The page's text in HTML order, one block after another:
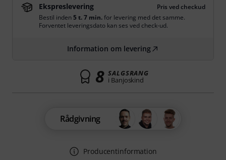
Ekspreslevering
Pris ved checkud
Bestil inden5 t. 7 min.for levering med det samme.
Forventet leveringsdato kan ses ved check-ud.
Information om levering
8 SALGSRANG
i Banjoskind
Rådgivning
Producentinformation